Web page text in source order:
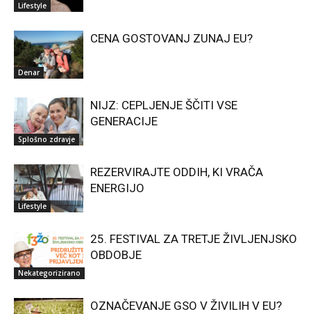
Lifestyle
Denar
CENA GOSTOVANJ ZUNAJ EU?
Splošno zdravje
NIJZ: CEPLJENJE ŠČITI VSE
GENERACIJE
Lifestyle
REZERVIRAJTE ODDIH, KI VRAČA
ENERGIJO
Nekategorizirano
25. FESTIVAL ZA TRETJE ŽIVLJENJSKO
OBDOBJE
OZNAČEVANJE GSO V ŽIVILIH V EU?